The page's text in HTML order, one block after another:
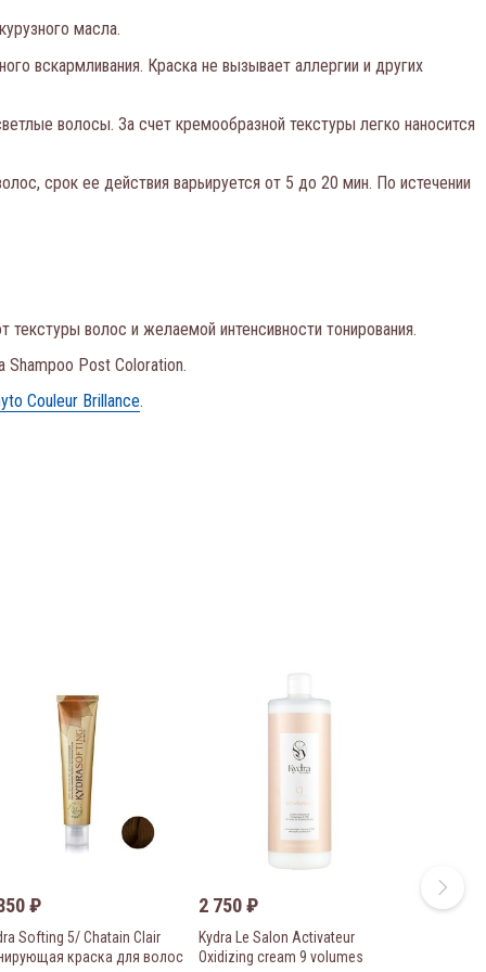
масла.
вскармливания. Краска не вызывает аллергии и других
волосы. За счет кремообразной текстуры легко наносится
срок ее действия варьируется от 5 до 20 мин. По истечении
волос и желаемой интенсивности тонирования.
Shampoo Post Coloration.
Couleur Brillance.
₽
Softing 5/ Chatain Clair
краска для волос
2 750₽
Kydra Le Salon Activateur
Oxidizing cream 9 volumes